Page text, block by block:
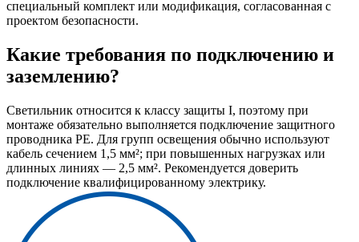
специальный комплект или модификация, согласованная с
проектом безопасности.
Какие требования по подключению и
заземлению?
Светильник относится к классу защиты I, поэтому при
монтаже обязательно выполняется подключение защитного
проводника PE. Для групп освещения обычно используют
кабель сечением 1,5 мм²; при повышенных нагрузках или
длинных линиях — 2,5 мм². Рекомендуется доверить
подключение квалифицированному электрику.